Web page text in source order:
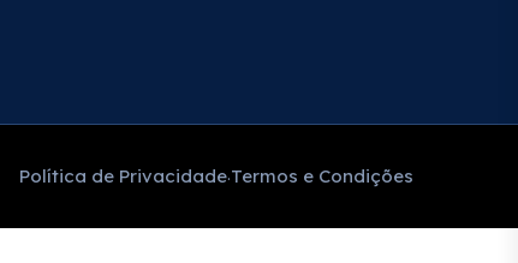
Política de Privacidade Termos e Condições